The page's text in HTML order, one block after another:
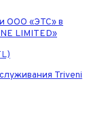
ООО «ЭТС» в
LIMITED»
Triveni